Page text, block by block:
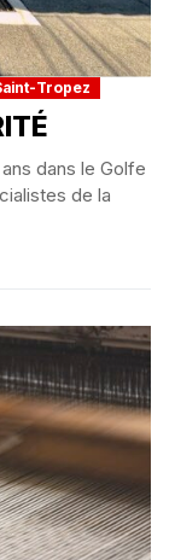
Tropez
ans dans le Golfe
de la